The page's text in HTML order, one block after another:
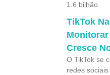
1.6 bilhão
TikTok
Monitorar
Cresce
O TikTok se
redes